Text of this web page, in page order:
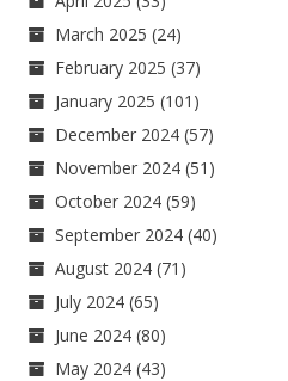
March 2025 (24)
February 2025 (37)
January 2025 (101)
December 2024 (57)
November 2024 (51)
October 2024 (59)
September 2024 (40)
August 2024 (71)
July 2024 (65)
June 2024 (80)
May 2024 (43)